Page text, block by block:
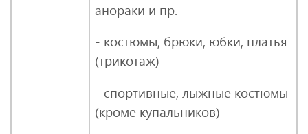
анораки и пр.
- костюмы, брюки, юбки, платья
(трикотаж)
- спортивные, лыжные костюмы
(кроме купальников)